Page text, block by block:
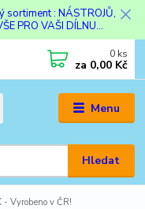
sortiment : NÁSTROJŮ,
PRO VAŠI DÍLNU...
Menu
Hledat
0 ks
za 0,00 Kč
Vyrobeno v ČR!